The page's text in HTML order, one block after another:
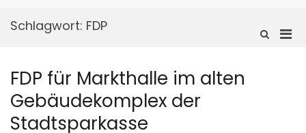
Such-
Schlagwort: FDP
FDP für Markthalle im alten
Gebäudekomplex der
Stadtsparkasse